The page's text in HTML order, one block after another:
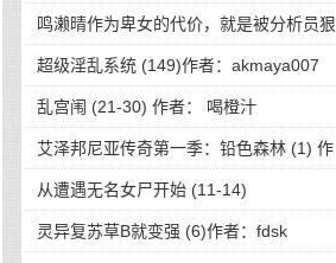
鸣濑晴作为卑女的代价，就是被分析员狠
狠调教！ (完)作者：空琉lemon
超级淫乱系统 (149)作者：akmaya007
乱宫闱 (21-30) 作者： 喝橙汁
艾泽邦尼亚传奇第一季：铅色森林 (1) 作
者：骨折的海绵体
从遭遇无名女尸开始 (11-14)
灵异复苏草B就变强 (6)作者：fdsk